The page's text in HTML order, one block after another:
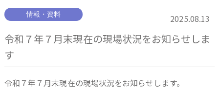
2025.08.13
情報・資料
令和７年７月末現在の現場状況をお知らせしま
す
令和７年７月末現在の現場状況をお知らせします。